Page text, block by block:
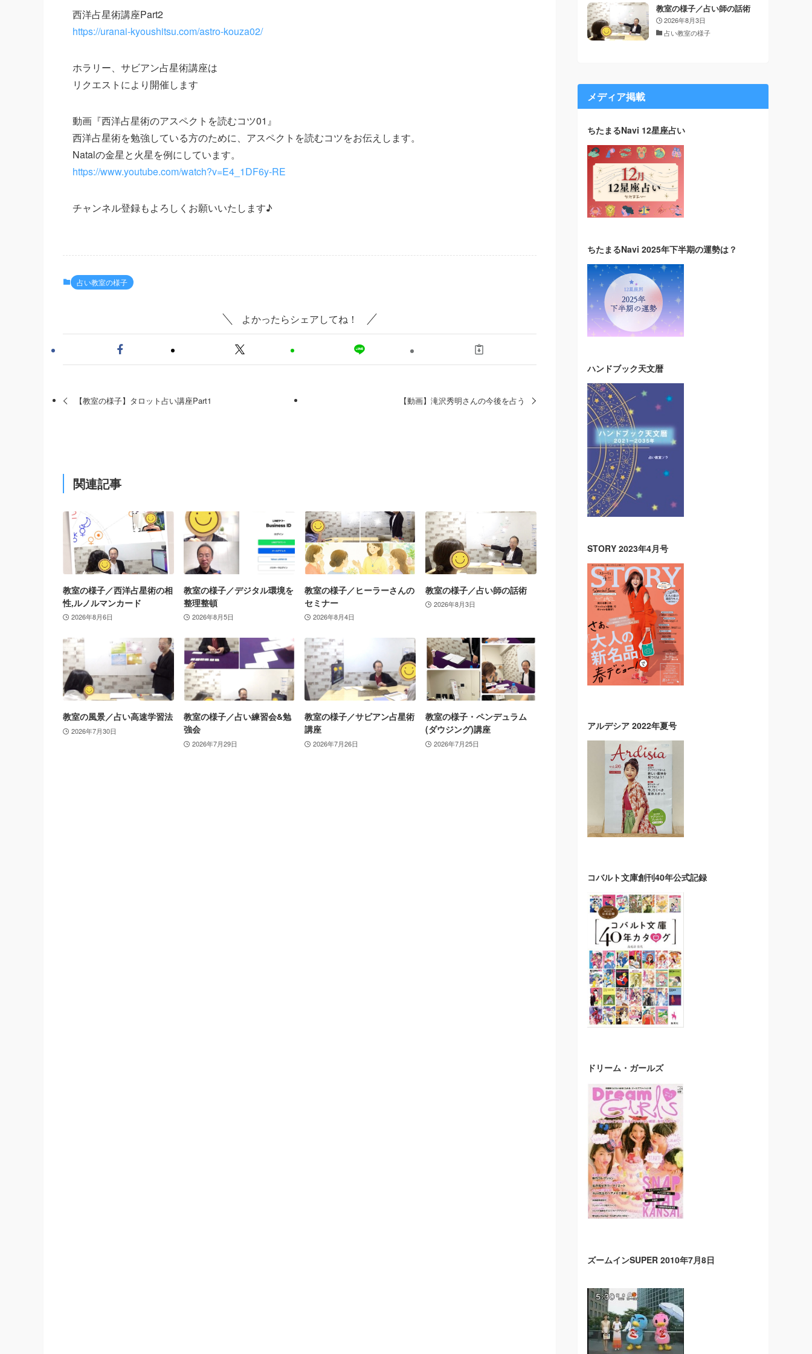
西洋占星術講座Part2
https://uranai-kyoushitsu.com/astro-kouza02/
ホラリー、サビアン占星術講座は
リクエストにより開催します
動画『西洋占星術のアスペクトを読むコツ01』
西洋占星術を勉強している方のために、アスペクトを読むコツをお伝えします。
Natalの金星と火星を例にしています。
https://www.youtube.com/watch?v=E4_1DF6y-RE
チャンネル登録もよろしくお願いいたします♪
占い教室の様子
よかったらシェアしてね！
【教室の様子】タロット占い講座Part1 【動画】滝沢秀明さんの今後を占う
関連記事
教室の様子／西洋占星術の相
性,ルノルマンカード
2026年8月6日
教室の様子／デジタル環境を
整理整頓
2026年8月5日
教室の様子／ヒーラーさんの
セミナー
2026年8月4日
教室の様子／占い師の話術
2026年8月3日
教室の風景／占い高速学習法
2026年7月30日
教室の様子／占い練習会&勉
強会
2026年7月29日
教室の様子／サビアン占星術
講座
2026年7月26日
教室の様子・ペンデュラム
(ダウジング)講座
2026年7月25日
教室の様子／占い師の話術
2026年8月3日
占い教室の様子
メディア掲載
ちたまるNavi 12星座占い
ちたまるNavi 2025年下半期の運勢は？
ハンドブック天文暦
STORY 2023年4月号
アルデシア 2022年夏号
コバルト文庫創刊40年公式記録
ドリーム・ガールズ
ズームインSUPER 2010年7月8日